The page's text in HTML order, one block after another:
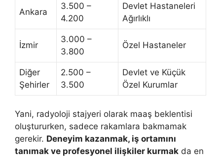
Ankara
3.500 –
4.200
Devlet Hastaneleri
Ağırlıklı
İzmir
3.000 –
3.800
Özel Hastaneler
Diğer
Şehirler
2.500 –
3.500
Devlet ve Küçük
Özel Kurumlar
Yani, radyoloji stajyeri olarak maaş beklentisi
oluştururken, sadece rakamlara bakmamak
gerekir. Deneyim kazanmak, iş ortamını
tanımak ve profesyonel ilişkiler kurmak da en